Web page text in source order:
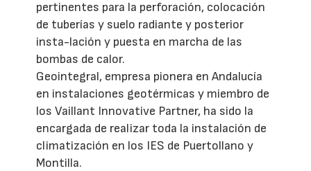
pertinentes para la perforación, colocación
de tuberías y suelo radiante y posterior
insta-lación y puesta en marcha de las
bombas de calor.
Geointegral, empresa pionera en Andalucía
en instalaciones geotérmicas y miembro de
los Vaillant Innovative Partner, ha sido la
encargada de realizar toda la instalación de
climatización en los IES de Puertollano y
Montilla.